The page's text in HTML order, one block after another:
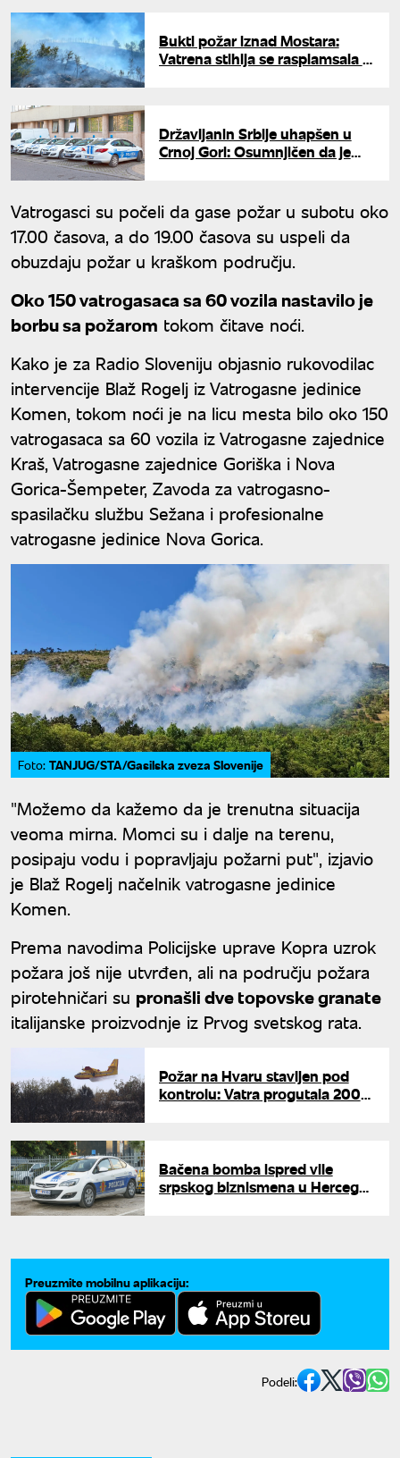
Bukti požar iznad Mostara:
Vatrena stihija se rasplamsala i
Državljanin Srbije uhapšen u
Crnoj Gori: Osumnjičen da je
Vatrogasci su počeli da gase požar u subotu oko
17.00 časova, a do 19.00 časova su uspeli da
obuzdaju požar u kraškom području.
Oko 150 vatrogasaca sa 60 vozila nastavilo je
borbu sa požarom tokom čitave noći.
Kako je za Radio Sloveniju objasnio rukovodilac
intervencije Blaž Rogelj iz Vatrogasne jedinice
Komen, tokom noći je na licu mesta bilo oko 150
vatrogasaca sa 60 vozila iz Vatrogasne zajednice
Kraš, Vatrogasne zajednice Goriška i Nova
Gorica-Šempeter, Zavoda za vatrogasno-
spasilačku službu Sežana i profesionalne
vatrogasne jedinice Nova Gorica.
Foto: TANJUG/STA/Gasilska zveza Slovenije
"Možemo da kažemo da je trenutna situacija
veoma mirna. Momci su i dalje na terenu,
posipaju vodu i popravljaju požarni put", izjavio
je Blaž Rogelj načelnik vatrogasne jedinice
Komen.
Prema navodima Policijske uprave Kopra uzrok
požara još nije utvrđen, ali na području požara
pirotehničari su pronašli dve topovske granate
italijanske proizvodnje iz Prvog svetskog rata.
Požar na Hvaru stavljen pod
kontrolu: Vatra progutala 200
Bačena bomba ispred vile
srpskog biznismena u Herceg
Preuzmite mobilnu aplikaciju:
Podeli: